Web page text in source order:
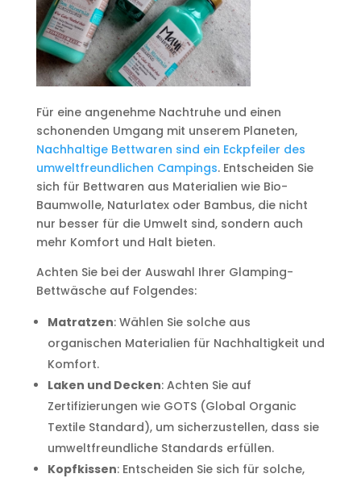
Für eine angenehme Nachtruhe und einen
schonenden Umgang mit unserem Planeten,
Nachhaltige Bettwaren sind ein Eckpfeiler des
umweltfreundlichen Campings. Entscheiden Sie
sich für Bettwaren aus Materialien wie Bio-
Baumwolle, Naturlatex oder Bambus, die nicht
nur besser für die Umwelt sind, sondern auch
mehr Komfort und Halt bieten.
Achten Sie bei der Auswahl Ihrer Glamping-
Bettwäsche auf Folgendes:
Matratzen: Wählen Sie solche aus
organischen Materialien für Nachhaltigkeit und
Komfort.
Laken und Decken: Achten Sie auf
Zertifizierungen wie GOTS (Global Organic
Textile Standard), um sicherzustellen, dass sie
umweltfreundliche Standards erfüllen.
Kopfkissen: Entscheiden Sie sich für solche,